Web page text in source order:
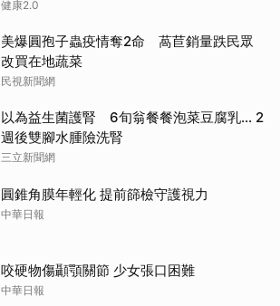
健康2.0
美爆圓孢子蟲疫情奪2命 萵苣銷量跌民眾
改買在地蔬菜
民視新聞網
以為益生菌護腎 6旬翁餐餐泡菜豆腐乳... 2
週後雙腳水腫險洗腎
三立新聞網
圓錐角膜年輕化 提前篩檢守護視力
中華日報
咬硬物傷顳顎關節 少女張口困難
中華日報